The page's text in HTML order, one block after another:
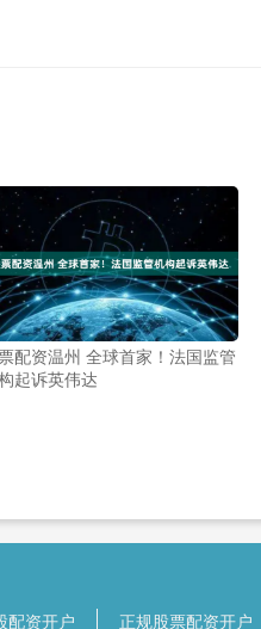
配资温州 全球首家！法国监管
起诉英伟达
配资开户 正规股票配资开户